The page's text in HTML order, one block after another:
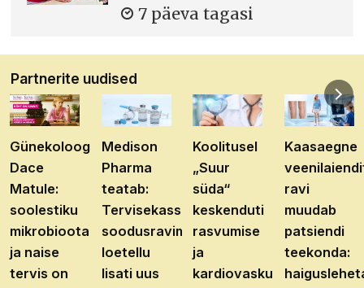
7 päeva tagasi
Partnerite uudised
Günekoloog
Dace
Matule:
soolestiku
mikrobioota
ja naise
tervis on
Medison
Pharma
teatab:
Tervisekassa
soodusravimite
loetellu
lisati uus
Koolitusel
„Suur
süda“
keskenduti
rasvumise
ja
kardiovaskulaarhaiguste
Kaasaegne
ravi
muudab
patsiendi
teekonda: